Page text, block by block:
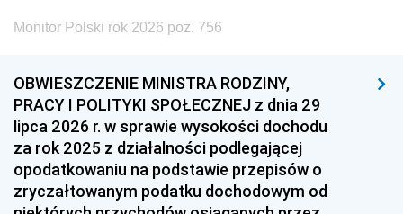
Monitor Polski rok 2026 poz. 756
OBWIESZCZENIE MINISTRA RODZINY,
PRACY I POLITYKI SPOŁECZNEJ z dnia 29
lipca 2026 r. w sprawie wysokości dochodu
za rok 2025 z działalności podlegającej
opodatkowaniu na podstawie przepisów o
zryczałtowanym podatku dochodowym od